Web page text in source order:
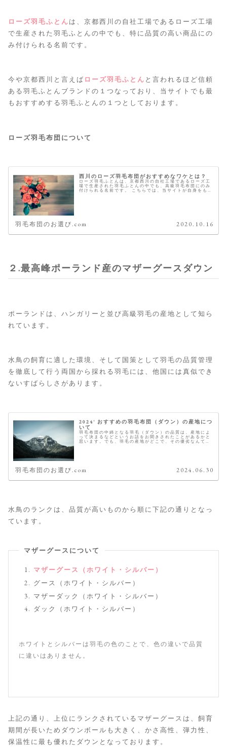
ローズ羽毛ふとんは、京都西川の自社工場であるローズ工場
で生産された羽毛ふとんの中でも、特に品質の高い商品にの
み付けられる名前です。
今や京都西川と言えば ローズ羽毛ふとん と言われるほど信頼
ある羽毛ふとんブランドの１つなっており、当サイトでも最
もおすすめする羽毛ふとんの１つとしております。
ローズ羽毛布団について
西川のローズ羽毛布団がおすすめなワケとは？
ローズ羽毛ふとんは、京都西川の自社工場であるローズ工
場で生産された羽毛ふとんの中でも、高級羽毛布団にのみ
付けられる名前です。 こちらでは、当サイトが自身をもっ
羽毛布団のお選び.com 2020.10.16
２.最高峰ポーランド産のマザーグースダウン
ポーランドは、ハンガリーと並び高級羽毛の産地として知ら
れています。
水鳥の飼育に適した環境、そして国策として羽毛の品質管理
を徹底して行う両国から採れる羽毛には、他国には真似でき
ないすばらしさがあります。
2024' おすすめの羽毛布団（ダウン）の産地につ
いて
羽毛布団の中綿となる羽毛（ダウン）の品質は、産地によ
って決まるなどというお話をお聞きされたことがあるかと
思います。でも、羽毛の産地がどこで、その優劣なんて国
羽毛布団のお選び.com 2024.06.30
水鳥のランクは、品質が高いものから順に下記の通りとなっ
ています。
マザーグースについて
マザーグース（ホワイト・シルバー）
グース（ホワイト・シルバー）
マザーダック（ホワイト・シルバー）
ダック（ホワイト・シルバー）
ホワイトとシルバーは羽毛の色のことで、色の違いで品質
に違いはありません。
上記の通り、上位にランクされているマザーグースは、飼育
期間が長いためダウンボールも大きく、かさ高性、弾力性、
保温性に最も優れたダウンとなっております。